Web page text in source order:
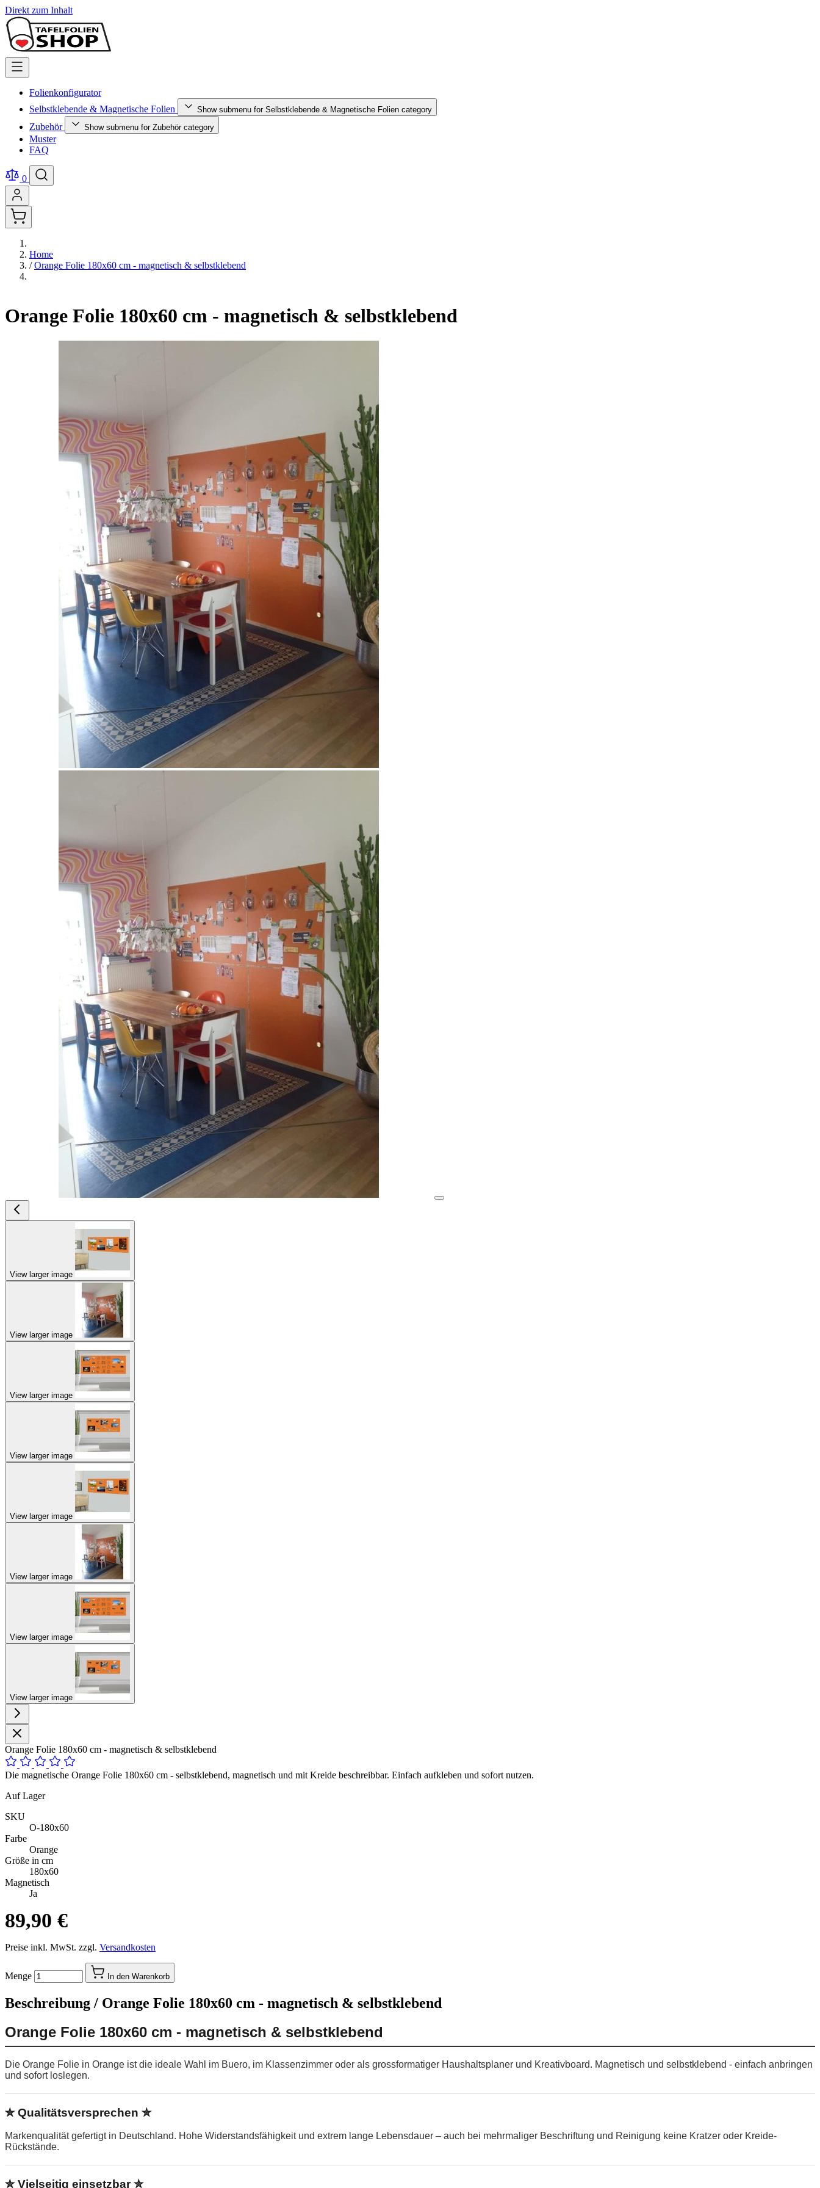
Direkt zum Inhalt
Folienkonfigurator
Selbstklebende & Magnetische Folien
Show submenu for Selbstklebende & Magnetische Folien category
Zubehör Show submenu for Zubehör category
Muster
FAQ
0
Home
/ Orange Folie 180x60 cm - magnetisch & selbstklebend
Orange Folie 180x60 cm - magnetisch & selbstklebend
View larger image
View larger image
View larger image
View larger image
View larger image
View larger image
View larger image
View larger image
Orange Folie 180x60 cm - magnetisch & selbstklebend
Die magnetische Orange Folie 180x60 cm - selbstklebend, magnetisch und mit Kreide beschreibbar. Einfach aufkleben und sofort nutzen.
Auf Lager
SKU
O-180x60
Farbe
Orange
Größe in cm
180x60
Magnetisch
Ja
89,90 €
Preise inkl. MwSt. zzgl. Versandkosten
Menge In den Warenkorb
Beschreibung / Orange Folie 180x60 cm - magnetisch & selbstklebend
Orange Folie 180x60 cm - magnetisch & selbstklebend
Die Orange Folie in Orange ist die ideale Wahl im Buero, im Klassenzimmer oder als grossformatiger Haushaltsplaner und Kreativboard. Magnetisch und selbstklebend - einfach anbringen
und sofort loslegen.
✮ Qualitätsversprechen ✮
Markenqualität gefertigt in Deutschland. Hohe Widerstandsfähigkeit und extrem lange Lebensdauer – auch bei mehrmaliger Beschriftung und Reinigung keine Kratzer oder Kreide-
Rückstände.
✮ Vielseitig einsetzbar ✮